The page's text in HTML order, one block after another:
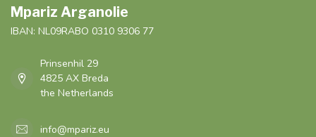
Mpariz Arganolie
IBAN: NL09RABO 0310 9306 77
Prinsenhil 29
4825 AX Breda
the Netherlands
info@mpariz.eu